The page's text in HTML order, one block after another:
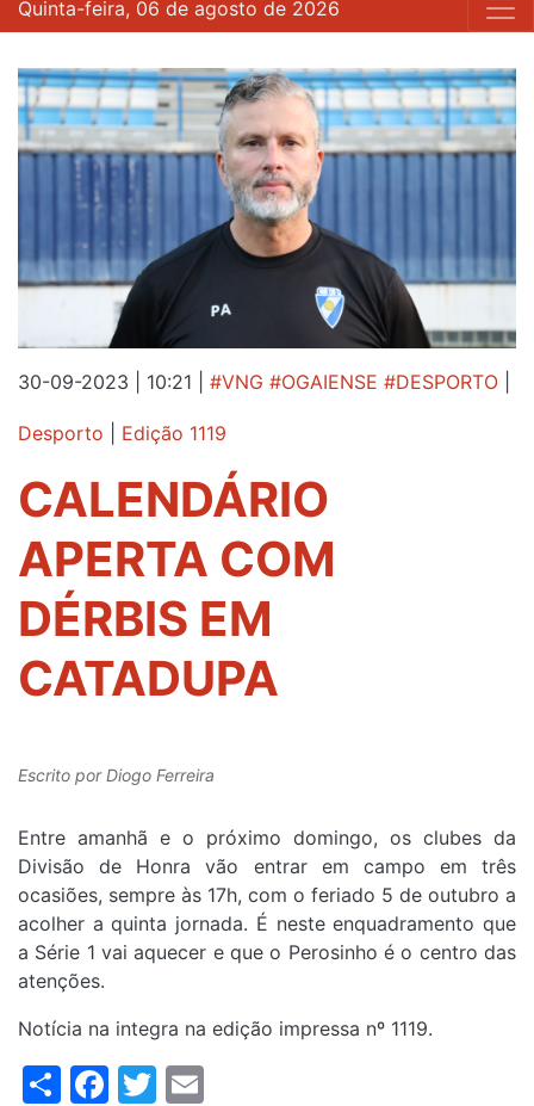
Quinta-feira, 06 de agosto de 2026
30-09-2023 | 10:21 #VNG #OGAIENSE #DESPORTO
Desporto Edição 1119
CALENDÁRIO
APERTA COM
DÉRBIS EM
CATADUPA
Escrito porDiogo Ferreira
Entre amanhã e o próximo domingo, os clubes da
Divisão de Honra vão entrar em campo em três
ocasiões, sempre às 17h, com o feriado 5 de outubro a
acolher a quinta jornada. É neste enquadramento que
a Série 1 vai aquecer e que o Perosinho é o centro das
atenções.
Notícia na integra na edição impressa nº 1119.
ShareFacebook
Twitter